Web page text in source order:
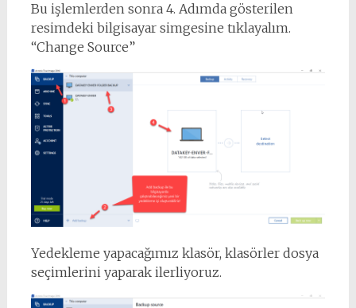
Bu işlemlerden sonra 4. Adımda gösterilen
resimdeki bilgisayar simgesine tıklayalım.
“Change Source”
Yedekleme yapacağımız klasör, klasörler dosya
seçimlerini yaparak ilerliyoruz.